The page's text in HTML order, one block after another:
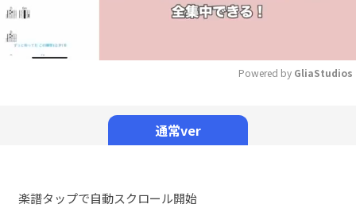
Powered by GliaStudios
通常ver
楽譜タップで自動スクロール開始